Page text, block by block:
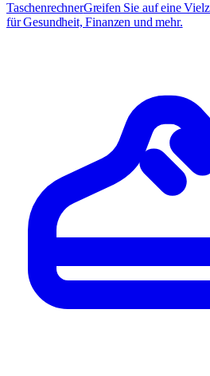
TaschenrechnerGreifen Sie auf eine
für Gesundheit, Finanzen und mehr.